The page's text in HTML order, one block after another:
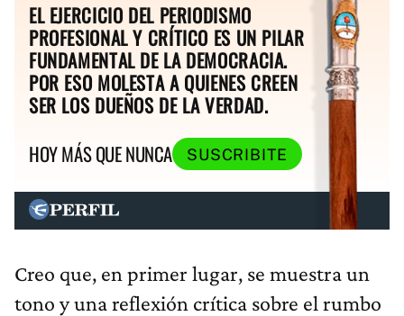
EL EJERCICIO DEL PERIODISMO
PROFESIONAL Y CRÍTICO ES UN PILAR
FUNDAMENTAL DE LA DEMOCRACIA.
POR ESO MOLESTA A QUIENES CREEN
SER LOS DUEÑOS DE LA VERDAD.
HOY MÁS QUE NUNCA
SUSCRIBITE
Creo que, en primer lugar, se muestra un
tono y una reflexión crítica sobre el rumbo